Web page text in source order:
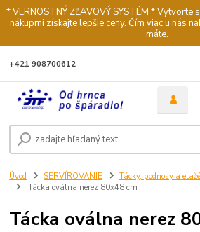
* VERNOSTNÝ ZĽAVOVÝ SYSTÉM * Vytvorte
nákupmi získajte lepšie ceny. Čím viac u nás
máte.
+421 908700612
Úvod SERVÍROVANIE Tácky, podnosy a
Tácka oválna nerez 80x48 cm
Tácka oválna nerez